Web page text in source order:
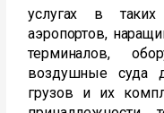
услугах в таких
аэропортов,
терминалов,
воздушные суда
грузов и их